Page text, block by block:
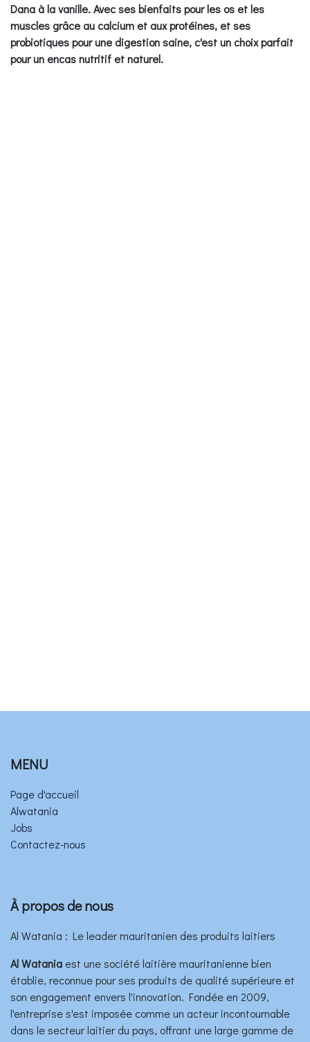
Dana à la vanille. Avec ses bienfaits pour les os et les
muscles grâce au calcium et aux protéines, et ses
probiotiques pour une digestion saine, c'est un choix parfait
pour un encas nutritif et naturel.
MENU
Page d'accueil
Alwatania
Jobs
Contactez-nous
À propos de nous
Al Watania : Le leader mauritanien des produits laitiers
Al Watania est une société laitière mauritanienne bien
établie, reconnue pour ses produits de qualité supérieure et
son engagement envers l'innovation. Fondée en 2009,
l'entreprise s'est imposée comme un acteur incontournable
dans le secteur laitier du pays, offrant une large gamme de